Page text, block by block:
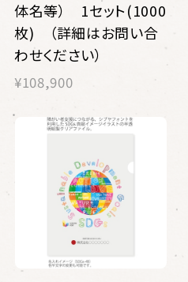
体名等） 1セット(1000
枚) （詳細はお問い合
わせください）
¥108,900